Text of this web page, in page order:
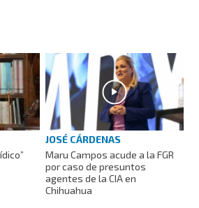
JOSÉ CÁRDENAS
Maru Campos acude a la FGR
por caso de presuntos
agentes de la CIA en
Chihuahua